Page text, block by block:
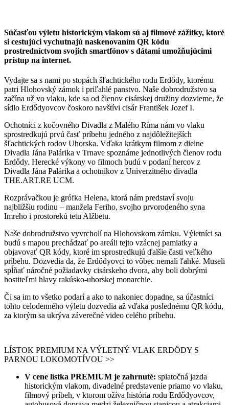
Súčasťou výletu historickým vlakom sú aj filmové zážitky, ktoré
si cestujúci vychutnajú naskenovaním QR kódu
prostredníctvom svojich smartfónov s dátami umožňujúcimi
prístup na internet.
Vydajte sa s nami po stopách šľachtického rodu Erdődy, ktorému
patri Hlohovský zámok i priľahlé panstvo. Naše dobrodružstvo sa
začína už vo vlaku, kde sa od členov cisárskej družiny dozvieme, že
sídlo Erdődyovcov čoskoro navštívi cisár František Jozef I.
Ochotníci z kočovného Divadla z Malého Ríma nám vo vlaku
sprostredkujú prvú časť príbehu jedného z najdôležitejších
šľachtických rodov Uhorska. Vďaka krátkym filmom z dielne
Divadla Jána Palárika v Trnave spoznáme jednotlivých členov rodu
Erdődy. Herecké výkony vo filmoch budú v podaní hercov z
Divadla Jána Palárika a ochotníkov z Univerzitného divadla
THE.ART.RE UCM.
Rozprávačkou je grófka Helena, ktorá nám predstaví svoju
najbližšiu rodinu – manžela Feriho, svojho prvorodeného syna
Imreho i prostorekú tetu Alžbetu.
Naše dobrodružstvo vyvrcholí na Hlohovskom zámku. Výletníci sa
budú s mapou prechádzať po areáli tejto vzácnej pamiatky a
objavovať QR kódy, ktoré im sprostredkujú ďalšie časti veľkého
príbehu. Dozvedia da, že Erdődyovci to vôbec nemali ľahké. Museli
spĺňať náročné požiadavky cisárskeho dvora, aby boli dobrými
hostiteľmi hlavy rakúsko-uhorskej monarchie.
Či sa im to všetko podarí a ako to nakoniec dopadne, sa účastníci
tohto celodenného výletu dozvedia až vďaka poslednému QR kódu,
za ktorým sa ukrýva záverečné video celého príbehu.
LÍSTOK PREMIUM NA VÝLETNÝ VLAK ERDÖDY S
PARNOU LOKOMOTÍVOU >>
V cene lístka PREMIUM je zahrnuté: spiatočná jazda
historickým vlakom, divadelné predstavenie priamo vo vlaku,
filmový príbeh, v ktorom ožíva história rodu Erdődyovcov,